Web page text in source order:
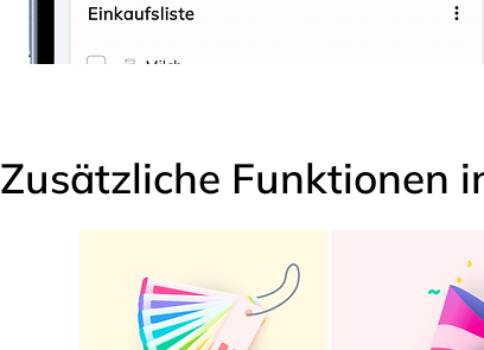
Zusätzliche Funktionen